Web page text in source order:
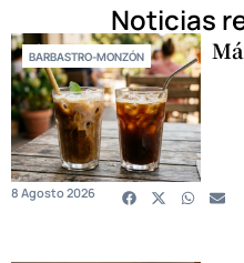
Noticias
BARBASTRO-MONZÓN
8 Agosto 2026